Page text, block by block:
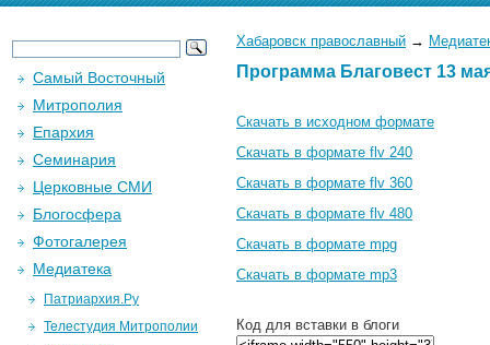
Хабаровск православный →
Программа Благовест 13
Скачать в исходном формате
Скачать в формате flv 240
Скачать в формате flv 360
Скачать в формате flv 480
Скачать в формате mpg
Скачать в формате mp3
Код для вставки в блоги
Самый Восточный
Митрополия
Епархия
Семинария
Церковные СМИ
Блогосфера
Фотогалерея
Медиатека
Патриархия.Ру
Телестудия Митрополии